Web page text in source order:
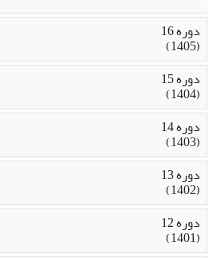
دوره 16
(1405)
دوره 15
(1404)
دوره 14
(1403)
دوره 13
(1402)
دوره 12
(1401)